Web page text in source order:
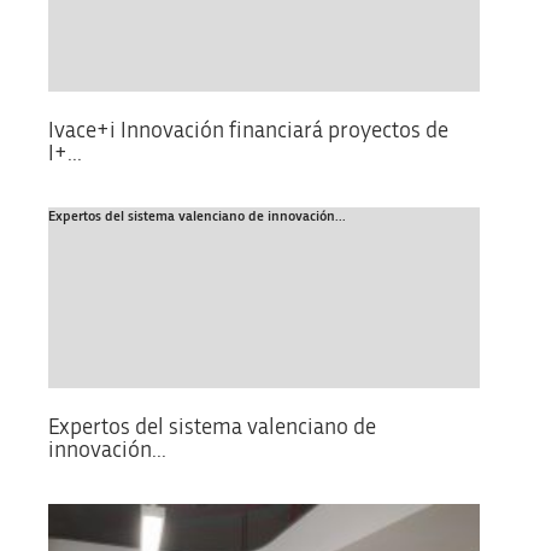
Ivace+i Innovación financiará proyectos de
I+...
Expertos del sistema valenciano de innovación...
Expertos del sistema valenciano de
innovación...